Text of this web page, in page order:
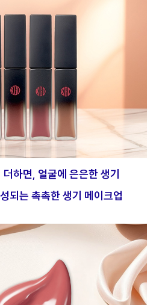
하면, 얼굴에 은은한 생기
되는 촉촉한 생기 메이크업